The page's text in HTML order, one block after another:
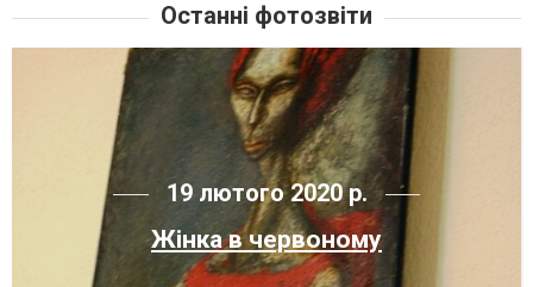
Останні фотозвіти
19 лютого 2020 р.
Жінка в червоному